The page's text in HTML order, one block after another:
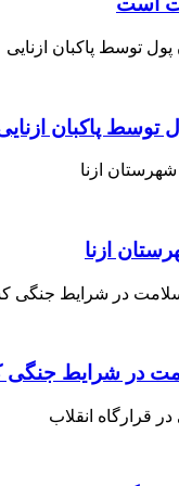
توسط پاکبان
ازنا
در شرایط